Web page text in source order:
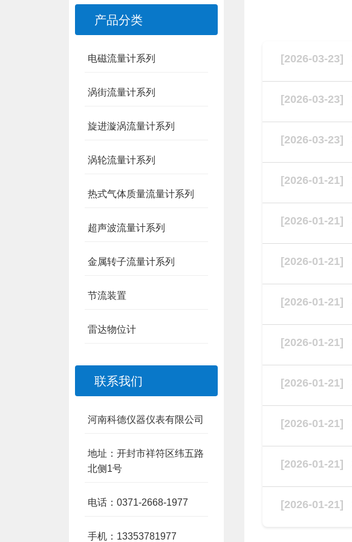
产品分类
电磁流量计系列
涡街流量计系列
旋进漩涡流量计系列
涡轮流量计系列
热式气体质量流量计系列
超声波流量计系列
金属转子流量计系列
节流装置
雷达物位计
联系我们
河南科德仪器仪表有限公司
地址：开封市祥符区纬五路
北侧1号
电话：0371-2668-1977
手机：13353781977
[2026-03-23]
[2026-03-23]
[2026-03-23]
[2026-01-21]
[2026-01-21]
[2026-01-21]
[2026-01-21]
[2026-01-21]
[2026-01-21]
[2026-01-21]
[2026-01-21]
[2026-01-21]